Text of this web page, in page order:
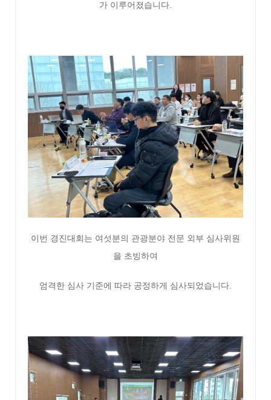
가 이루어졌습니다.
이번 경진대회는 여섯분의 관광분야 전문 외부 심사위원
을 초빙하여
엄격한 심사 기준에 따라 공정하게 심사되었습니다.